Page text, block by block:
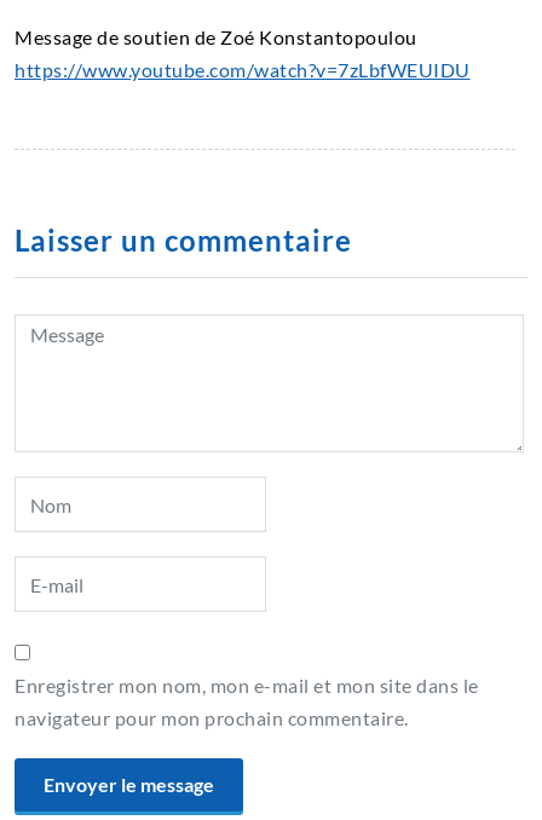
Message de soutien de Zoé Konstantopoulou
https://www.youtube.com/watch?v=7zLbfWEUIDU
Laisser un commentaire
Enregistrer mon nom, mon e-mail et mon site dans le
navigateur pour mon prochain commentaire.